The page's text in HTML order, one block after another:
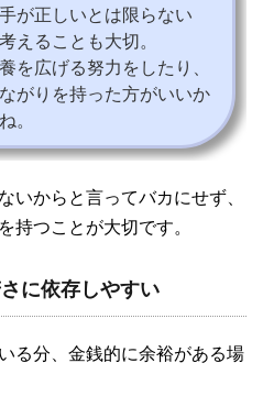
が正しいとは限らない
えることも大切。
を広げる努力をしたり、
がりを持った方がいいか
。
いからと言ってバカにせず、
持つことが大切です。
に依存しやすい
る分、金銭的に余裕がある場